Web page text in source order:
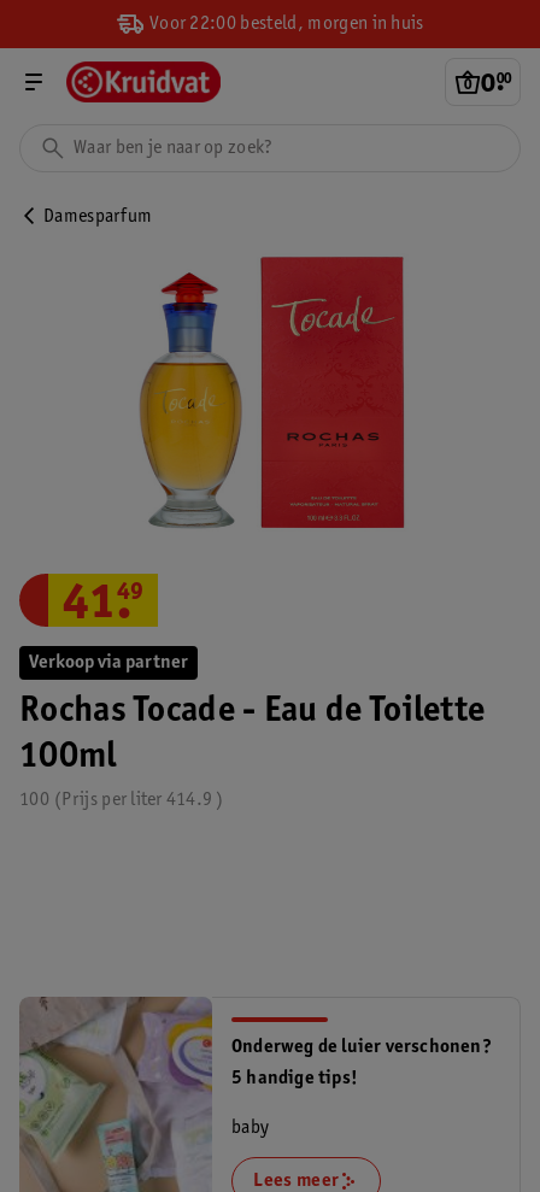
Voor 22:00 besteld, morgen in huis
0.
00
Damesparfum
Verkoop via partner
Rochas Tocade - Eau de Toilette
100ml
100 414.9
Prijs per liter
41.
49
Onderweg de luier verschonen?
5 handige tips!
baby
Lees meer